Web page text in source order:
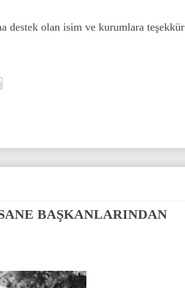
destek olan isim ve kurumlara teşekkür
BAŞKANLARINDAN